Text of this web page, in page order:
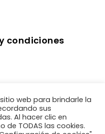
condiciones
web para brindarle la
sus
Al hacer clic en
de TODAS las cookies.